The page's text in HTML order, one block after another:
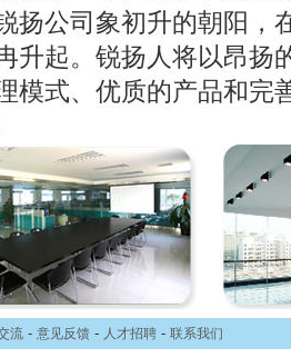
公司象初升的朝阳，
升起。锐扬人将以昂扬
模式、优质的产品和完
流 - 意见反馈 - 人才招聘 - 联系我们